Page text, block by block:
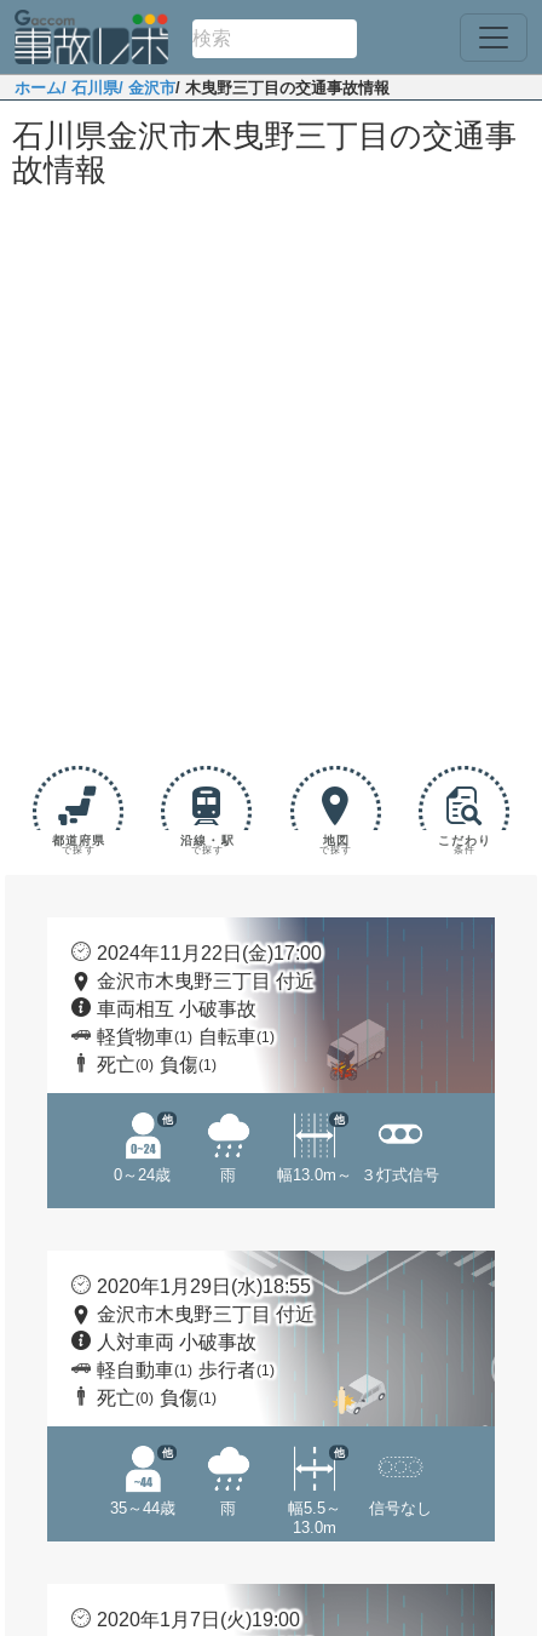
ホーム/ 石川県/ 金沢市/ 木曳野三丁目の交通事故情報
石川県金沢市木曳野三丁目の交通事
故情報
都道府県
で探す
沿線・駅
で探す
地図
で探す
こだわり
条件
2024年11月22日(金)17:00
金沢市木曳野三丁目 付近
車両相互 小破事故
軽貨物車(1) 自転車(1)
死亡(0) 負傷(1)
0～24歳
他
雨 幅13.0m～
他
３灯式信号
2020年1月29日(水)18:55
金沢市木曳野三丁目 付近
人対車両 小破事故
軽自動車(1) 歩行者(1)
死亡(0) 負傷(1)
35～44歳
他
雨
幅5.5～
13.0m
他
信号なし
2020年1月7日(火)19:00